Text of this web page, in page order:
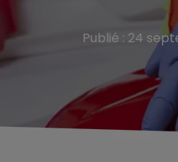
Publié : 24